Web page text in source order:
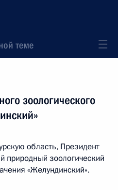
теме
зоологического
область, Президент
природный зоологический
«Желундинский».